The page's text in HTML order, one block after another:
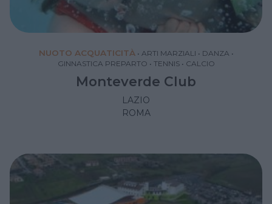
NUOTO ACQUATICITÀ • ARTI MARZIALI • DANZA •
GINNASTICA PREPARTO • TENNIS • CALCIO
Monteverde Club
LAZIO
ROMA